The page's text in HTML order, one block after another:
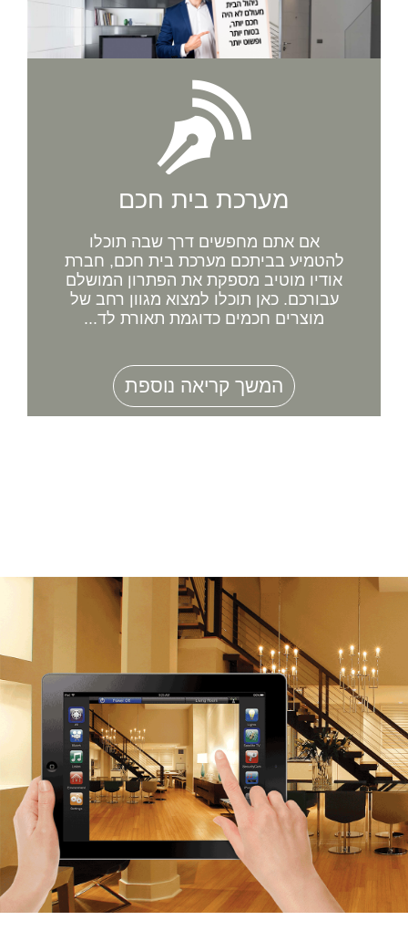
מערכת בית חכם
אם אתם מחפשים דרך שבה תוכלו
להטמיע בביתכם מערכת בית חכם, חברת
אודיו מוטיב מספקת את הפתרון המושלם
עבורכם. כאן תוכלו למצוא מגוון רחב של
מוצרים חכמים כדוגמת תאורת לד...
המשך קריאה נוספת